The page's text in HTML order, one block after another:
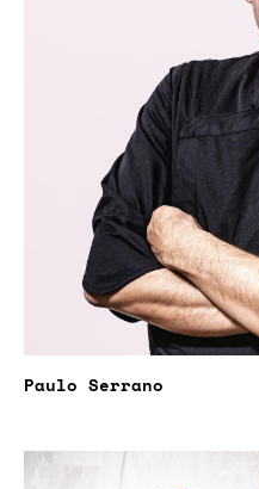
Paulo Serrano